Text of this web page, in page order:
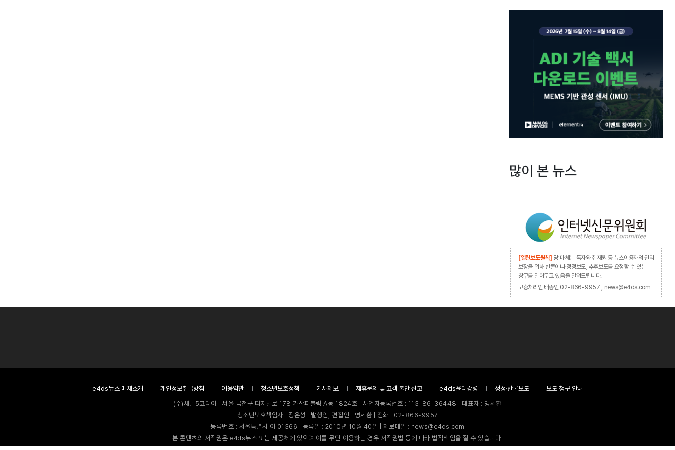
많이 본 뉴스
[열린보도원칙] 당 매체는 독자와 취재원 등 뉴스이용자의 권리
보장을 위해 반론이나 정정보도, 추후보도를 요청할 수 있는
창구를 열어두고 있음을 알려드립니다.
고충처리인 배종인 02-866-9957 , news@e4ds.com
e4ds뉴스 매체소개 개인정보취급방침 이용약관 청소년보호정책 기사제보 제휴문의 및 고객 불만 신고 e4ds윤리강령 정정·반론보도
보도 청구 안내
(주)채널5코리아 | 서울 금천구 디지털로 178 가산퍼블릭 A동 1824호 | 사업자등록번호 : 113-86-36448 | 대표자 : 명세환
청소년보호책임자 : 장은성 | 발행인, 편집인 : 명세환 | 전화 : 02-866-9957
등록번호 : 서울특별시 아 01366 | 등록일 : 2010년 10월 40일 | 제보메일 : news@e4ds.com
본 콘텐츠의 저작권은 e4ds뉴스 또는 제공처에 있으며 이를 무단 이용하는 경우 저작권법 등에 따라 법적책임을 질 수 있습니다.